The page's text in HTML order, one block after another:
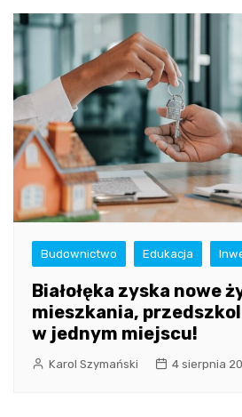
Budownictwo Edukacja
Białołęka zyska nowe
mieszkania,
w jednym miejscu!
Karol Szymański 4 sierpnia